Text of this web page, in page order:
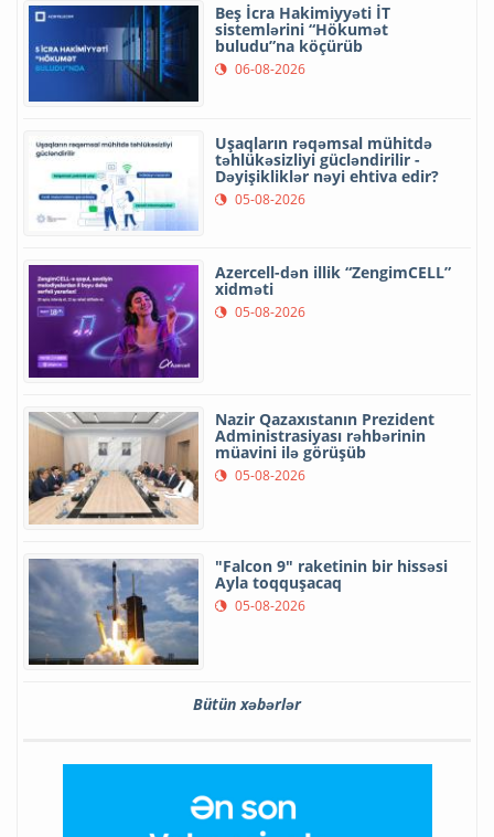
Beş İcra Hakimiyyəti İT
sistemlərini “Hökumət
buludu”na köçürüb
06-08-2026
Uşaqların rəqəmsal mühitdə
təhlükəsizliyi gücləndirilir -
Dəyişikliklər nəyi ehtiva edir?
05-08-2026
Azercell-dən illik “ZengimCELL”
xidməti
05-08-2026
Nazir Qazaxıstanın Prezident
Administrasiyası rəhbərinin
müavini ilə görüşüb
05-08-2026
"Falcon 9" raketinin bir hissəsi
Ayla toqquşacaq
05-08-2026
Bütün xəbərlər